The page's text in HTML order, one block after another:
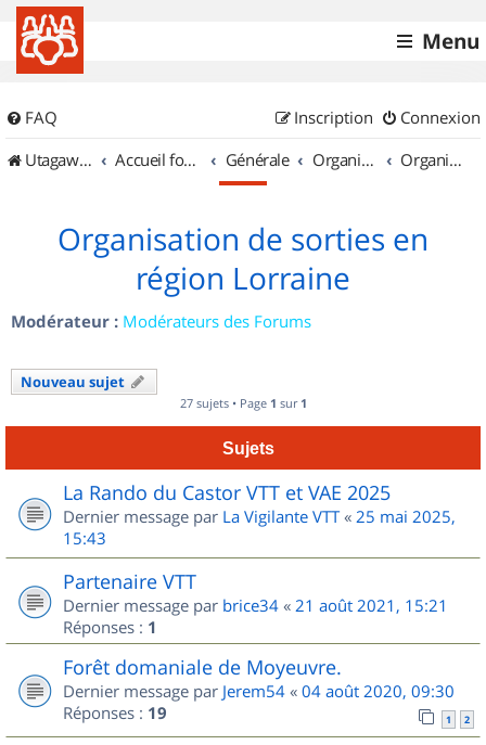
Menu
FAQ Connexion
Inscription
UtagawaVTT (Randos VTT et VTTAE avec traces GPS)
Accueil forum Générale Organisation de sorties & Recherche de partenaires Organisation de sorties en région Lorraine
Organisation de sorties en
région Lorraine
Modérateur : Modérateurs des Forums
Nouveau sujet
27 sujets • Page 1 sur 1
Sujets
La Rando du Castor VTT et VAE 2025
Dernier message par La Vigilante VTT« 25 mai 2025,
15:43
Partenaire VTT
Dernier message par brice34 « 21 août 2021, 15:21
Réponses : 1
Forêt domaniale de Moyeuvre.
Dernier message par Jerem54 « 04 août 2020, 09:30
Réponses : 19 1 2